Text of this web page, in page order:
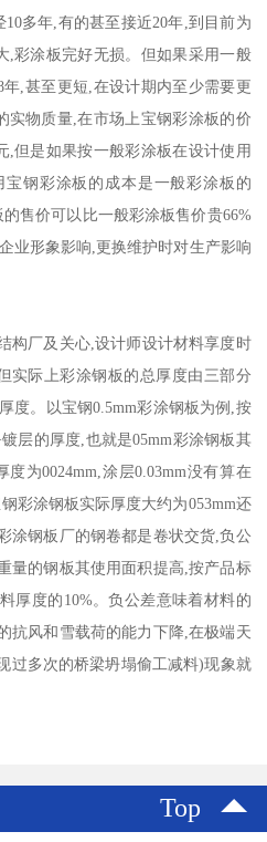
多年,有的甚至接近20年,到目前为
,彩涂板完好无损。但如果采用一般
,甚至更短,在设计期内至少需要更
实物质量,在市场上宝钢彩涂板的价
,但是如果按一般彩涂板在设计使用
钢彩涂板的成本是一般彩涂板的
售价可以比一般彩涂板售价贵66%
业形象影响,更换维护时对生产影响
构厂及关心,设计师设计材料享度时
实际上彩涂钢板的总厚度由三部分
度。以宝钢0.5mm彩涂钢板为例,按
层的厚度,也就是05mm彩涂钢板其
为0024mm,涂层0.03mm没有算在
彩涂钢板实际厚度大约为053mm还
涂钢板厂的钢卷都是卷状交货,负公
量的钢板其使用面积提高,按产品标
厚度的10%。负公差意味着材料的
抗风和雪载荷的能力下降,在极端天
过多次的桥梁坍塌偷工减料)现象就
Top